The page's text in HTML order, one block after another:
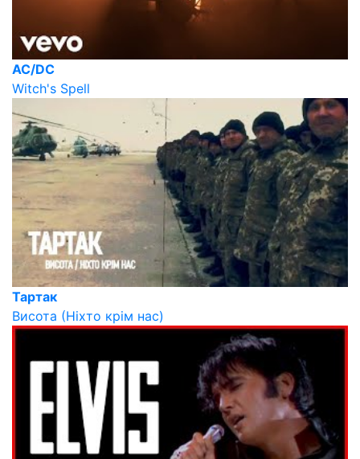
AC/DC
Witch's Spell
Тартак
Висота (Ніхто крім нас)